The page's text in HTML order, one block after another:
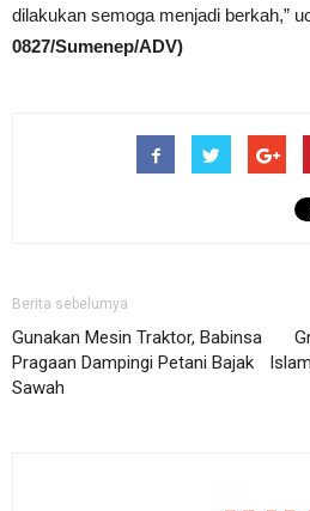
dilakukan semoga menjadi berkah,”
0827/Sumenep/ADV)
Berita sebelumya
Gunakan Mesin Traktor, Babinsa
Pragaan Dampingi Petani Bajak
Sawah